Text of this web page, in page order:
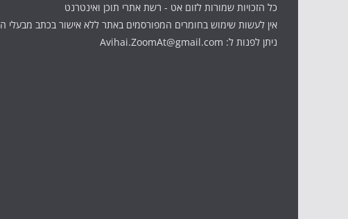
כל הזכויות שמורות לזום אט - רשת אתרי תוכן ואינטרנט
אין לעשות שימוש בחומרים המפורסמים באתר ללא אישור בכתב מבעלי
ניתן לפנות ל: Avihai.ZoomAt@gmail.com